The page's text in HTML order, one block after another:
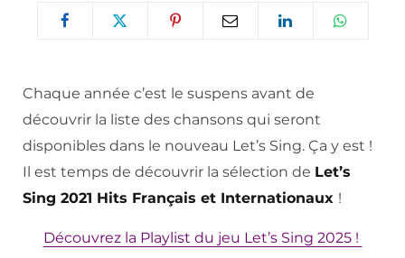
Chaque année c’est le suspens avant de
découvrir la liste des chansons qui seront
disponibles dans le nouveau Let’s Sing. Ça y est !
Il est temps de découvrir la sélection de Let’s
Sing 2021 Hits Français et Internationaux !
Découvrez la Playlist du jeu Let’s Sing 2025 !